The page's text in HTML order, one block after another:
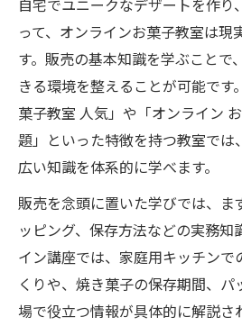
自宅でユニークなデザートを作り
って、オンラインお菓子教室は現
す。販売の基本知識を学ぶことで
きる環境を整えることが可能です
菓子教室 人気」や「オンライン
題」といった特徴を持つ教室で
広い知識を体系的に学べます。
販売を念頭に置いた学びでは、ま
ッピング、保存方法などの実務知
イン講座では、家庭用キッチン
くりや、焼き菓子の保存期間、
場で役立つ情報が具体的に解説さ